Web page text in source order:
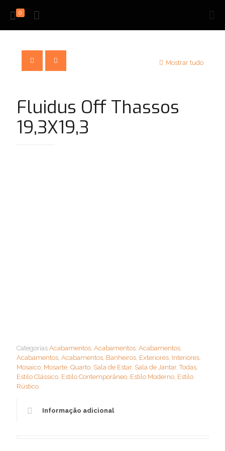
0
Mostrar tudo
Fluidus Off Thassos
19,3X19,3
Categorias Acabamentos, Acabamentos, Acabamentos,
Acabamentos, Acabamentos, Banheiros, Exteriores, Interiores,
Mosaico, Mosarte, Quarto, Sala de Estar, Sala de Jantar,Todas,
Estilo Clássico, Estilo Contemporâneo, Estilo Moderno, Estilo
Rústico.
Informação adicional